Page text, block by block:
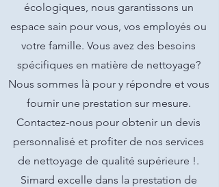
écologiques, nous garantissons un
espace sain pour vous, vos employés ou
votre famille. Vous avez des besoins
spécifiques en matière de nettoyage?
Nous sommes là pour y répondre et vous
fournir une prestation sur mesure.
Contactez-nous pour obtenir un devis
personnalisé et profiter de nos services
de nettoyage de qualité supérieure !.
Simard excelle dans la prestation de